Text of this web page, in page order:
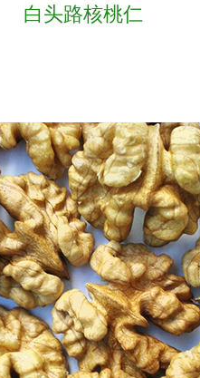
白头路核桃仁